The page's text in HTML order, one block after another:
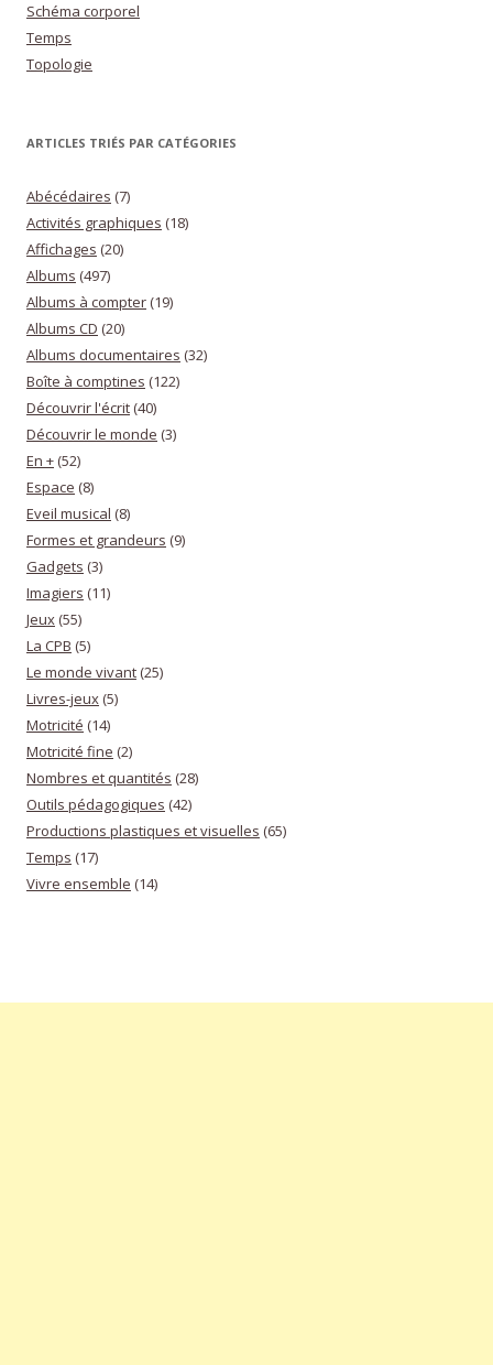
Schéma corporel
Temps
Topologie
ARTICLES TRIÉS PAR CATÉGORIES
Abécédaires (7)
Activités graphiques (18)
Affichages (20)
Albums (497)
Albums à compter (19)
Albums CD (20)
Albums documentaires (32)
Boîte à comptines (122)
Découvrir l'écrit (40)
Découvrir le monde (3)
En + (52)
Espace (8)
Eveil musical (8)
Formes et grandeurs (9)
Gadgets (3)
Imagiers (11)
Jeux (55)
La CPB (5)
Le monde vivant (25)
Livres-jeux (5)
Motricité (14)
Motricité fine (2)
Nombres et quantités (28)
Outils pédagogiques (42)
Productions plastiques et visuelles (65)
Temps (17)
Vivre ensemble (14)